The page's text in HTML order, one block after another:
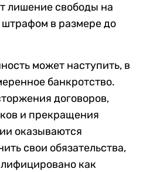
лишение свободы на
штрафом в размере до
может наступить, в
банкротство.
договоров,
и прекращения
оказываются
свои обязательства,
как